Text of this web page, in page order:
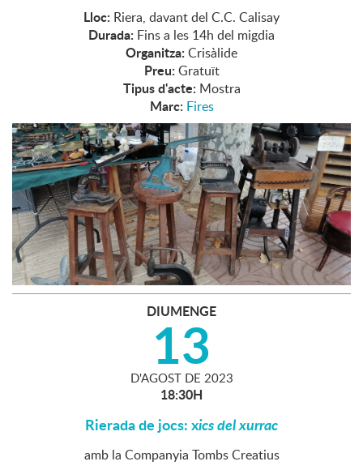
Lloc: Riera, davant del C.C. Calisay
Durada: Fins a les 14h del migdia
Organitza: Crisàlide
Preu: Gratuït
Tipus d'acte: Mostra
Marc: Fires
DIUMENGE
13
D'AGOST DE 2023
18:30H
Rierada de jocs: xics del xurrac
amb la Companyia Tombs Creatius